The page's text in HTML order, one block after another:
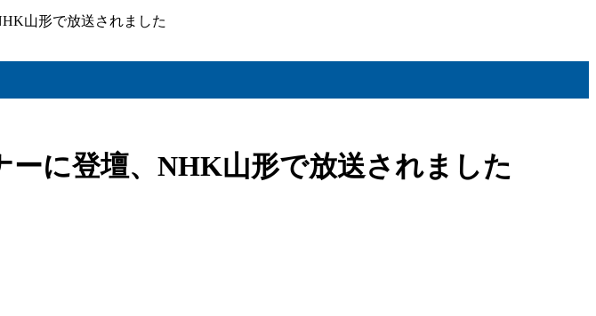
山形で放送されました
に登壇、NHK山形で放送されました